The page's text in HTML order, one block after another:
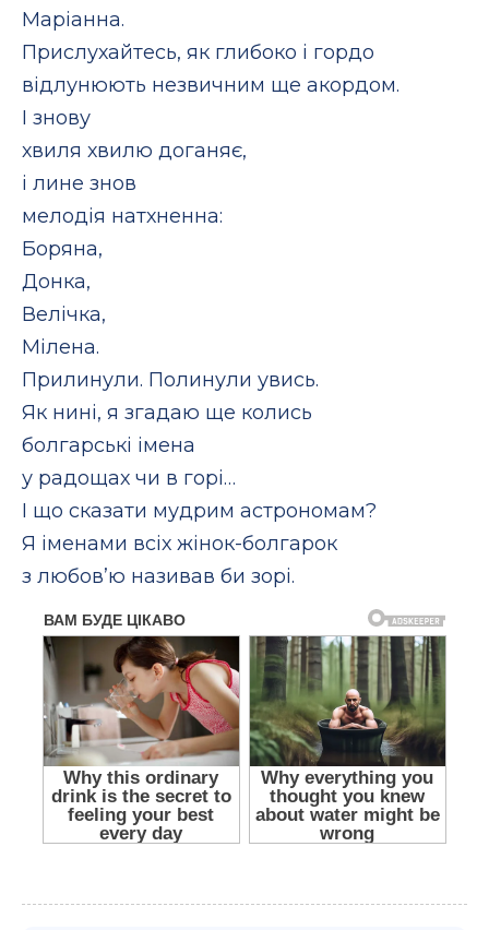
Маріанна.
Прислухайтесь, як глибоко і гордо
відлунюють незвичним ще акордом.
І знову
хвиля хвилю доганяє,
і лине знов
мелодія натхненна:
Боряна,
Донка,
Велічка,
Мілена.
Прилинули. Полинули увись.
Як нині, я згадаю ще колись
болгарські імена
у радощах чи в горі…
І що сказати мудрим астрономам?
Я іменами всіх жінок-болгарок
з любов’ю називав би зорі.